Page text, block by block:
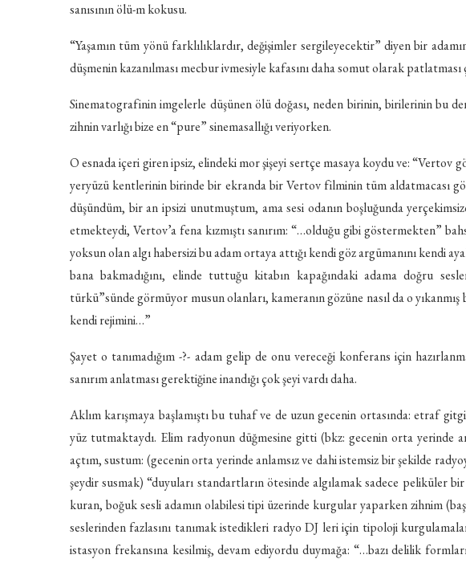
sanısının ölü-m kokusu.
“Yaşamın tüm yönü farklılıklardır, değişimler sergileyecektir” diyen bir
düşmenin kazanılması mecbur ivmesiyle kafasını daha somut olarak
Sinematografinin imgelerle düşünen ölü doğası, neden birinin, birilerinin bu
zihnin varlığı bize en “pure” sinemasallığı veriyorken.
O esnada içeri giren ipsiz, elindeki mor şişeyi sertçe masaya koydu ve: “Vertov
yeryüzü kentlerinin birinde bir ekranda bir Vertov filminin tüm aldatmacası
düşündüm, bir an ipsizi unutmuştum, ama sesi odanın boşluğunda
etmekteydi, Vertov’a fena kızmıştı sanırım: “…olduğu gibi göstermekten”
yoksun olan algı habersizi bu adam ortaya attığı kendi göz argümanını kendi
bana bakmadığını, elinde tuttuğu kitabın kapağındaki adama doğru
türkü”sünde görmüyor musun olanları, kameranın gözüne nasıl da o yıkanmış
kendi rejimini…”
Şayet o tanımadığım -?- adam gelip de onu vereceği konferans için
sanırım anlatması gerektiğine inandığı çok şeyi vardı daha.
Aklım karışmaya başlamıştı bu tuhaf ve de uzun gecenin ortasında: etraf
yüz tutmaktaydı. Elim radyonun düğmesine gitti (bkz: gecenin orta yerinde
açtım, sustum: (gecenin orta yerinde anlamsız ve dahi istemsiz bir şekilde
şeydir susmak) “duyuları standartların ötesinde algılamak sadece peliküler
kuran, boğuk sesli adamın olabilesi tipi üzerinde kurgular yaparken zihnim
seslerinden fazlasını tanımak istedikleri radyo DJ leri için tipoloji
istasyon frekansına kesilmiş, devam ediyordu duymağa: “…bazı delilik